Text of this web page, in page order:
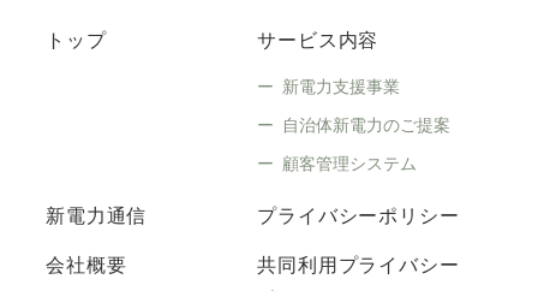
トップ サービス内容
新電力支援事業
自治体新電力のご提案
顧客管理システム
新電力通信
会社概要
プライバシーポリシー
共同利用プライバシー